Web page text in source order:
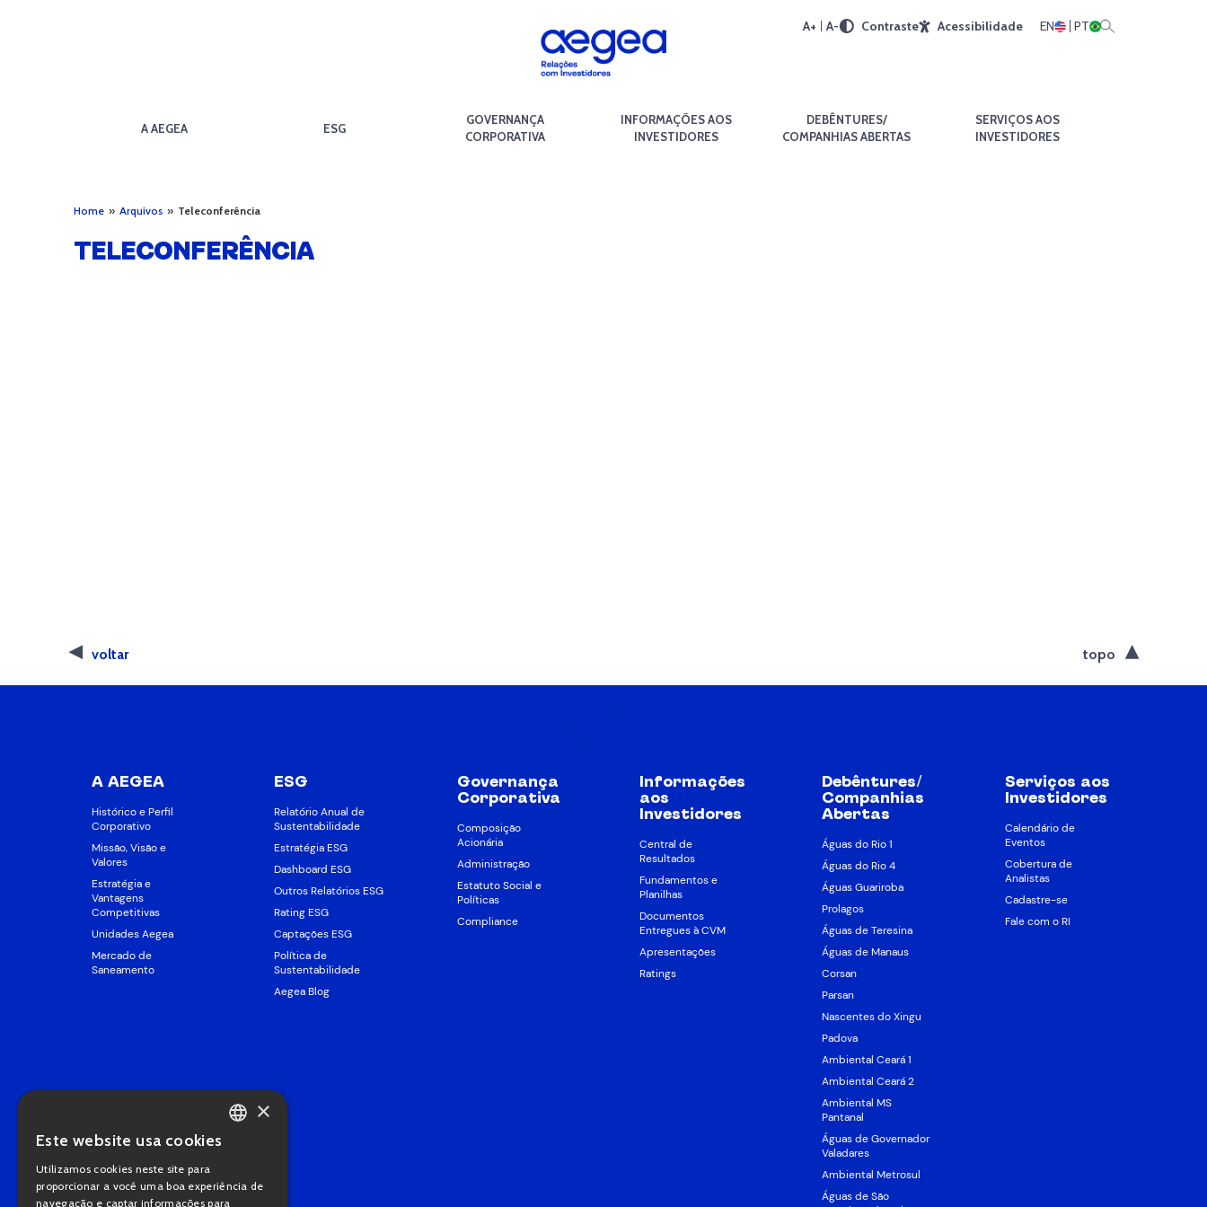
A+ A- Contraste Acessibilidade EN PT
A AEGEA ESG
GOVERNANÇA
CORPORATIVA
INFORMAÇÕES AOS
INVESTIDORES
DEBÊNTURES/
COMPANHIAS ABERTAS
SERVIÇOS AOS
INVESTIDORES
Home » Arquivos » Teleconferência
TELECONFERÊNCIA
voltar topo
A AEGEA
Histórico e Perfil
Corporativo
Missão, Visão e
Valores
Estratégia e
Vantagens
Competitivas
Unidades Aegea
Mercado de
Saneamento
ESG
Relatório Anual de
Sustentabilidade
Estratégia ESG
Dashboard ESG
Outros Relatórios ESG
Rating ESG
Captações ESG
Política de
Sustentabilidade
Aegea Blog
Governança
Corporativa
Composição
Acionária
Administração
Estatuto Social e
Políticas
Compliance
Informações
aos
Investidores
Central de
Resultados
Fundamentos e
Planilhas
Documentos
Entregues à CVM
Apresentações
Ratings
Debêntures/
Companhias
Abertas
Águas do Rio 1
Águas do Rio 4
Águas Guariroba
Prolagos
Águas de Teresina
Águas de Manaus
Corsan
Parsan
Nascentes do Xingu
Padova
Ambiental Ceará 1
Ambiental Ceará 2
Ambiental MS
Pantanal
Águas de Governador
Valadares
Ambiental Metrosul
Águas de São
Serviços aos
Investidores
Calendário de
Eventos
Cobertura de
Analistas
Cadastre-se
Fale com o RI
PORTUGUESE
×
Este website usa cookies
Utilizamos cookies neste site para
proporcionar a você uma boa experiência de
navegação e captar informações para